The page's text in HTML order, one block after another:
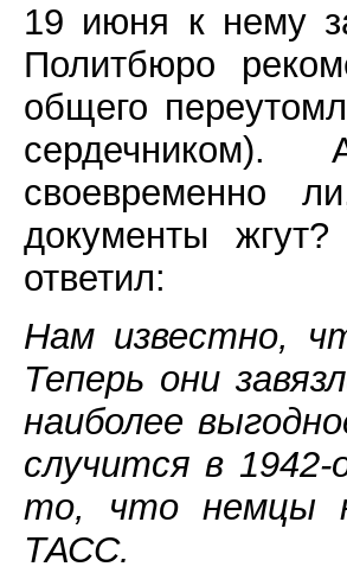
19 июня к нему
Политбюро
общего
сердечником).
своевременно
документы
ответил:
Нам известно,
Теперь они
наиболее
случится в
то, что немцы
ТАСС.